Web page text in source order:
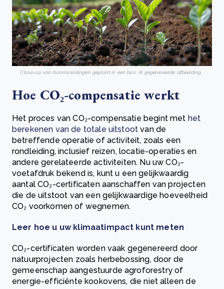
Close-up van boomzaailingen geplant in een bos. AI gegenereerde afbeelding.
Hoe CO₂-compensatie werkt
Het proces van CO₂-compensatie begint met het
berekenen van de totale uitstoot van de
betreffende operatie of activiteit, zoals een
rondleiding, inclusief reizen, locatie-operaties en
andere gerelateerde activiteiten. Nu uw CO₂-
voetafdruk bekend is, kunt u een gelijkwaardig
aantal CO₂-certificaten aanschaffen van projecten
die de uitstoot van een gelijkwaardige hoeveelheid
CO₂ voorkomen of wegnemen.
Leer hoe u uw klimaatimpact kunt meten
CO₂-certificaten worden vaak gegenereerd door
natuurprojecten zoals herbebossing, door de
gemeenschap aangestuurde agroforestry of
energie-efficiënte kookovens, die niet alleen de